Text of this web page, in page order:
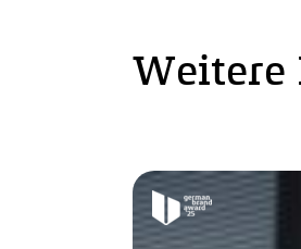
Weitere